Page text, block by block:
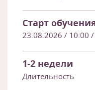
Старт
23.08.2026 / 10:00 /
1-2 недели
Длительность